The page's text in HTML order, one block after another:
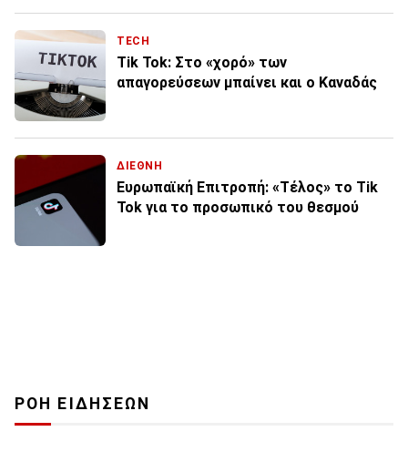
TECH
Tik Tok: Στο «χορό» των
απαγορεύσεων μπαίνει και ο Καναδάς
ΔΙΕΘΝΗ
Ευρωπαϊκή Επιτροπή: «Τέλος» το Tik
Tok για το προσωπικό του θεσμού
ΡΟΗ ΕΙΔΗΣΕΩΝ